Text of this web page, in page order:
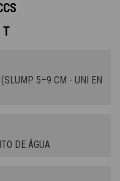
T
(SLUMP 5÷9 CM - UNI EN
DE ÁGUA